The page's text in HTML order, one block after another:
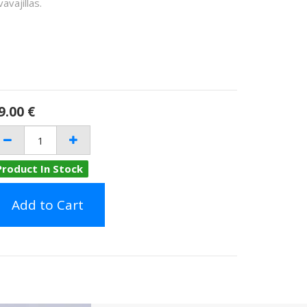
€
In Stock
Add to Cart